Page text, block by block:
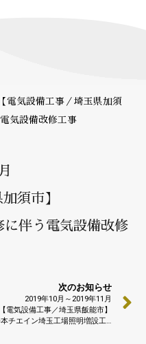
電気設備工事／埼玉県加須
気設備改修工事
須市】
伴う電気設備改修
次のお知らせ
2019年10月～2019年11月
【電気設備工事／埼玉県飯能市】
チエイン埼玉工場照明増設工事